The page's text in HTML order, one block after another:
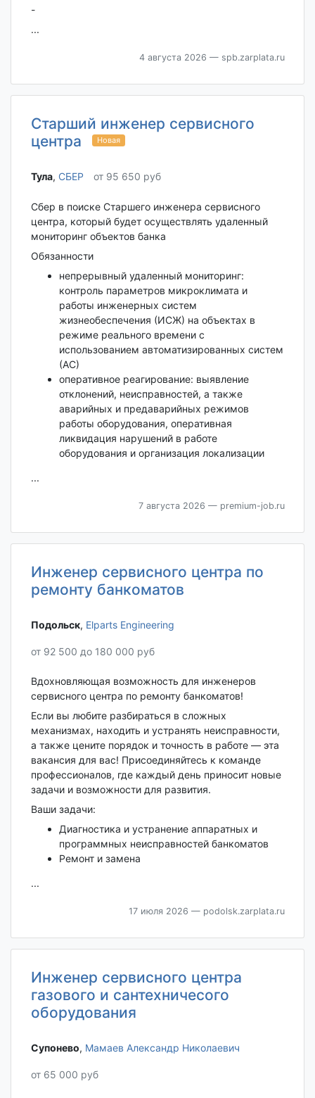
-
...
4 августа 2026 — spb.zarplata.ru
Старший инженер сервисного
центра
Новая
Тула‎, СБЕР от 95 650 руб
Сбер в поиске Старшего инженера сервисного
центра, который будет осуществлять удаленный
мониторинг объектов банка
Обязанности
непрерывный удаленный мониторинг:
контроль параметров микроклимата и
работы инженерных систем
жизнеобеспечения (ИСЖ) на объектах в
режиме реального времени с
использованием автоматизированных систем
(АС)
оперативное реагирование: выявление
отклонений, неисправностей, а также
аварийных и предаварийных режимов
работы оборудования, оперативная
ликвидация нарушений в работе
оборудования и организация локализации
...
7 августа 2026 — premium-job.ru
Инженер сервисного центра по
ремонту банкоматов
Подольск‎, Elparts Engineering
от 92 500 до 180 000 руб
Вдохновляющая возможность для инженеров
сервисного центра по ремонту банкоматов!
Если вы любите разбираться в сложных
механизмах, находить и устранять неисправности,
а также цените порядок и точность в работе — эта
вакансия для вас! Присоединяйтесь к команде
профессионалов, где каждый день приносит новые
задачи и возможности для развития.
Ваши задачи:
Диагностика и устранение аппаратных и
программных неисправностей банкоматов
Ремонт и замена
...
17 июля 2026 — podolsk.zarplata.ru
Инженер сервисного центра
газового и сантехничесого
оборудования
Супонево‎, Мамаев Александр Николаевич
от 65 000 руб